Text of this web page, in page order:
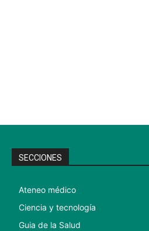
SECCIONES
Ateneo médico
Ciencia y tecnología
Guia de la Salud